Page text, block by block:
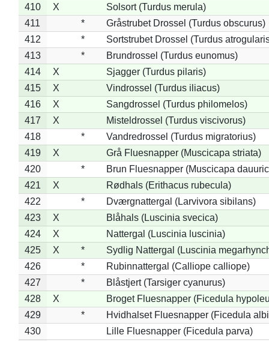
410
X
Solsort (Turdus merula)
411
*
Gråstrubet Drossel (Turdus obscurus)
412
*
Sortstrubet Drossel (Turdus
413
*
Brundrossel (Turdus eunomus)
414
X
Sjagger (Turdus pilaris)
415
X
Vindrossel (Turdus iliacus)
416
X
Sangdrossel (Turdus philomelos)
417
X
Misteldrossel (Turdus viscivorus)
418
*
Vandredrossel (Turdus migratorius)
419
X
Grå Fluesnapper (Muscicapa striata)
420
*
Brun Fluesnapper (Muscicapa
421
X
Rødhals (Erithacus rubecula)
422
*
Dværgnattergal (Larvivora sibilans)
423
X
Blåhals (Luscinia svecica)
424
X
Nattergal (Luscinia luscinia)
425
X *
Sydlig Nattergal (Luscinia
426
*
Rubinnattergal (Calliope calliope)
427
*
Blåstjert (Tarsiger cyanurus)
428
X
Broget Fluesnapper (Ficedula
429
*
Hvidhalset Fluesnapper (Ficedula
430
Lille Fluesnapper (Ficedula parva)